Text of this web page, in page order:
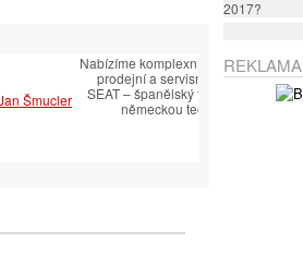
Nabízíme komplexní služby v oblasti
prodejní a servisní péče SEAT.
SEAT – španělský temperament s
německou technologií
2017?
REKLAMA